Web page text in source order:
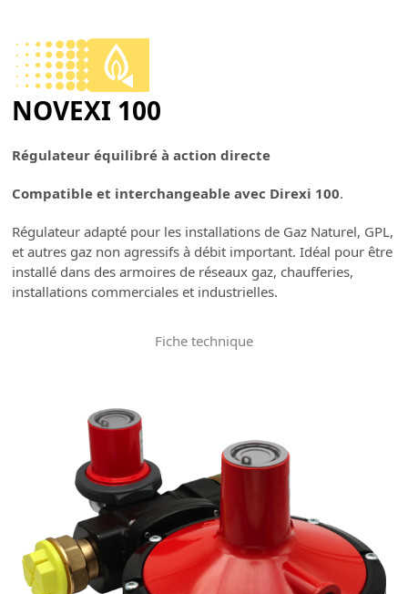
content
Open
mobile
menu
Close
mobile
menu
NOVEXI 100
Régulateur équilibré à action directe
Compatible et interchangeable avec Direxi 100.
Régulateur adapté pour les installations de Gaz Naturel, GPL,
et autres gaz non agressifs à débit important. Idéal pour être
installé dans des armoires de réseaux gaz, chaufferies,
installations commerciales et industrielles.
Fiche technique